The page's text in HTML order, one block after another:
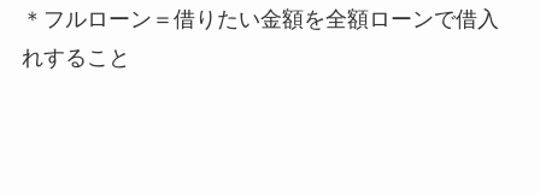
＊フルローン＝借りたい金額を全額ローンで借入
れすること